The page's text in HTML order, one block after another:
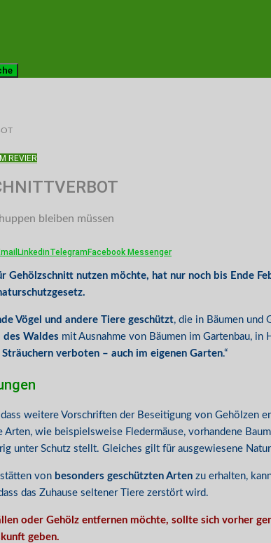
REVIER
bleiben müssen
LinkedinTelegramFacebook Messenger
Gehölzschnitt nutzen möchte, hat nur noch bis Ende
Vögel und andere Tiere geschützt, die in Bäumen und
Waldes mit Ausnahme von Bäumen im Gartenbau, in
verboten – auch im eigenen Garten.“
weitere Vorschriften der Beseitigung von Gehölzen
wie beispielsweise Fledermäuse, vorhandene
unter Schutz stellt. Gleiches gilt für ausgewiesene
von besonders geschützten Arten zu erhalten,
das Zuhause seltener Tiere zerstört wird.
oder Gehölz entfernen möchte, sollte sich vorher
geben.